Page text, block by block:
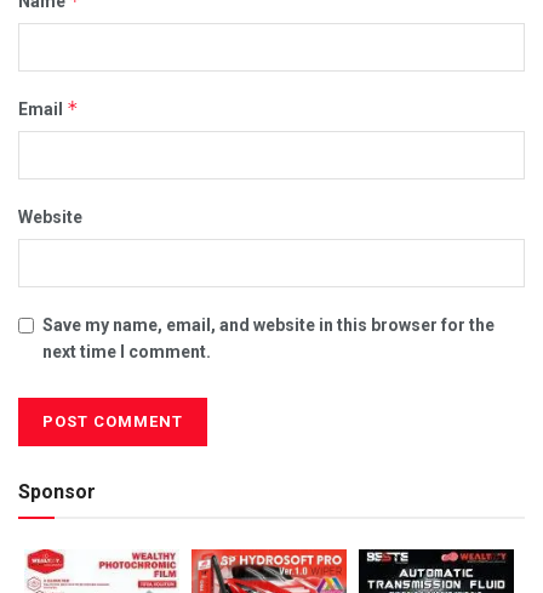
Email *
Website
Save my name, email, and website in this browser for the
next time I comment.
Sponsor